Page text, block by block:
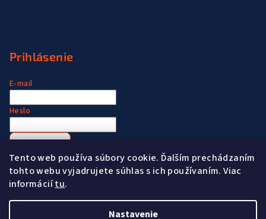
Tento web používa súbory cookie. Ďalším prechádzaním
tohto webu vyjadrujete súhlas s ich používaním. Viac
informáciítu.
Nastavenie
Prihlásenie
E-mail
Heslo
Nová registráciaZabudnuté heslo